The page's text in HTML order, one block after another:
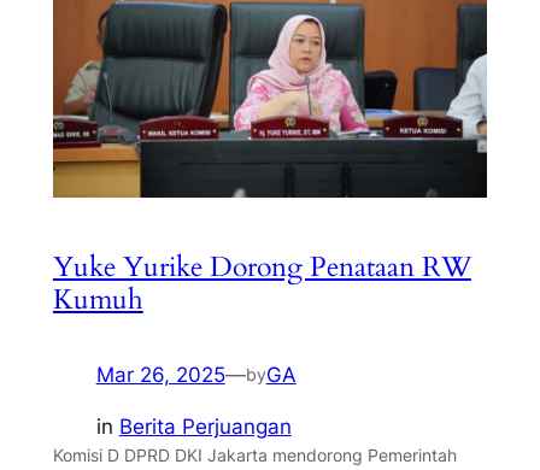
Yuke Yurike Dorong Penataan RW
Kumuh
Mar 26, 2025—byGA
in Berita Perjuangan
Komisi D DPRD DKI Jakarta mendorong Pemerintah